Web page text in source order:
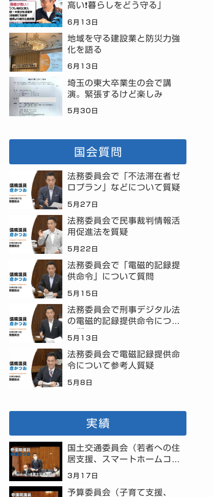
高い❗暮らしをどう守る」
6月13日
地域を守る建設業と防災力強
化を語る
6月13日
埼玉の東大卒業生の会で講
演。緊張するけど楽しみ
5月30日
国会質問
法務委員会で「不法滞在者ゼ
ロプラン」などについて質疑
5月27日
法務委員会で民事裁判情報活
用促進法を質疑
5月22日
法務委員会で「電磁的記録提
供命令」について質問
5月15日
法務委員会で刑事デジタル法
の電磁的記録提供命令につい
5月13日
法務委員会で電磁記録提供命
令について参考人質疑
5月8日
実績
国土交通委員会（若者への住
居支援、スマートホームコミ
3月17日
予算委員会（子育て支援、